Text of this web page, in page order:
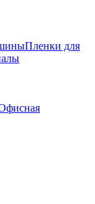
Пленки для